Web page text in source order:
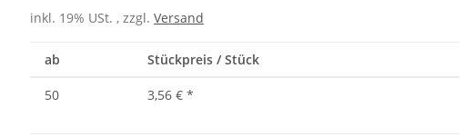
inkl. 19% USt. , zzgl. Versand
ab Stückpreis / Stück
50 3,56 € *